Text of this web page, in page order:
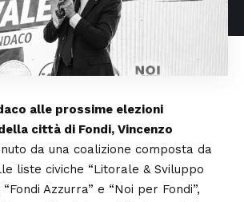
alle prossime elezioni
città di Fondi, Vincenzo
da una coalizione composta da
liste civiche “Litorale & Sviluppo
“Fondi Azzurra” e “Noi per Fondi”,